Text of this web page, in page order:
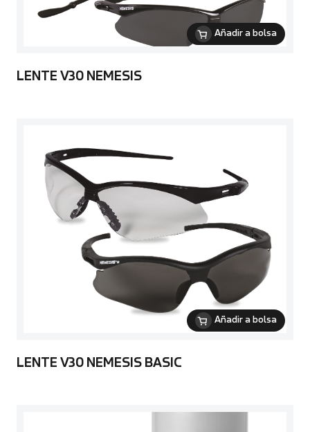
Añadir a bolsa
LENTE V30 NEMESIS
Añadir a bolsa
LENTE V30 NEMESIS BASIC